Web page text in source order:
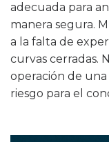
adecuada para
manera segura.
a la falta de
curvas cerradas.
operación de
riesgo para el